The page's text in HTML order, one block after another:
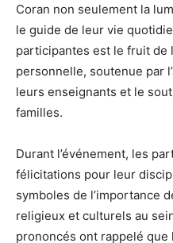
Coran non seulement la
le guide de leur vie
participantes est le fruit de
personnelle, soutenue par
leurs enseignants et le
familles.
Durant l’événement, les
félicitations pour leur
symboles de l’importance
religieux et culturels au
prononcés ont rappelé que